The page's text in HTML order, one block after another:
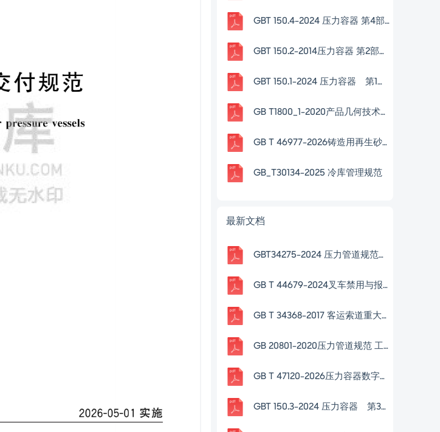
GBT 150.4-2024 压力容器 第4部分 制造、检验和验收
GBT 150.2-2014压力容器 第2部分：材料
GBT 150.1-2024 压力容器 第1部分：通用要求
GB T1800_1-2020产品几何技术规范(GPS)线性尺寸公差ISO代号体系
GB T 46977-2026铸造用再生砂氮、硫、磷含量测定方法
GB_T30134-2025 冷库管理规范
最新文档
GBT34275-2024 压力管道规范长输管道
GB T 44679-2024叉车禁用与报废技术规范
GB T 34368-2017 客运索道重大修理的技术要求
GB 20801-2020压力管道规范 工业管道
GB T 47120-2026压力容器数字化交付规范
GBT 150.3-2024 压力容器 第3部分：设计